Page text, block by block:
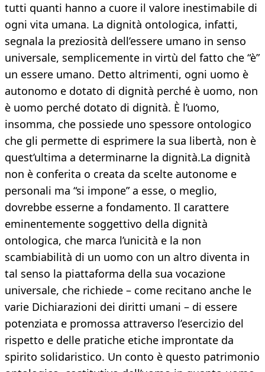
tutti quanti hanno a cuore il valore inestimabile di
ogni vita umana. La dignità ontologica, infatti,
segnala la preziosità dell’essere umano in senso
universale, semplicemente in virtù del fatto che “è”
un essere umano. Detto altrimenti, ogni uomo è
autonomo e dotato di dignità perché è uomo, non
è uomo perché dotato di dignità. È l’uomo,
insomma, che possiede uno spessore ontologico
che gli permette di esprimere la sua libertà, non è
quest’ultima a determinarne la dignità.La dignità
non è conferita o creata da scelte autonome e
personali ma “si impone” a esse, o meglio,
dovrebbe esserne a fondamento. Il carattere
eminentemente soggettivo della dignità
ontologica, che marca l’unicità e la non
scambiabilità di un uomo con un altro diventa in
tal senso la piattaforma della sua vocazione
universale, che richiede – come recitano anche le
varie Dichiarazioni dei diritti umani – di essere
potenziata e promossa attraverso l’esercizio del
rispetto e delle pratiche etiche improntate da
spirito solidaristico. Un conto è questo patrimonio